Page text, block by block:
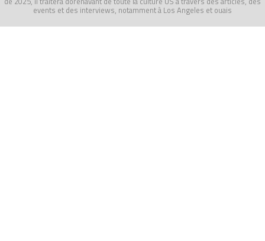
events et des interviews, notamment à Los Angeles et ouais